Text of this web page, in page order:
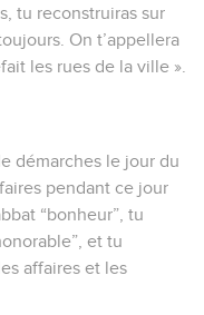
tu reconstruiras sur
On t’appellera
les rues de la ville ».
démarches le jour du
pendant ce jour
“bonheur”, tu
et tu
affaires et les